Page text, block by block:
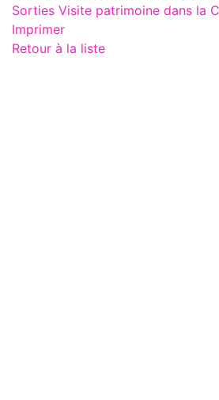
Sorties Visite patrimoine dans la
Imprimer
Retour à la liste